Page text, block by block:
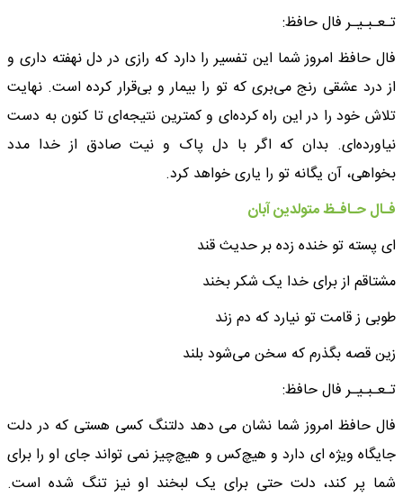
تـعـبـیـر فال حافظ:
فال حافظ امروز شما این تفسیر را دارد که رازی در دل نهفته داری و
از درد عشقی رنج می‌بری که تو را بیمار و بی‌قرار کرده است. نهایت
تلاش خود را در این راه کرده‌ای و کمترین نتیجه‌ای تا کنون به دست
نیاورده‌ای. بدان که اگر با دل پاک و نیت صادق از خدا مدد
بخواهی، آن یگانه تو را یاری خواهد کرد.
فـال حـافـظ متولدین آبان
ای پسته تو خنده زده بر حدیث قند
مشتاقم از برای خدا یک شکر بخند
طوبی ز قامت تو نیارد که دم زند
زین قصه بگذرم که سخن می‌شود بلند
تـعـبـیـر فال حافظ:
فال حافظ امروز شما نشان می دهد دلتنگ کسی هستی که در دلت
جایگاه ویژه ای دارد و هیچ‌کس و هیچ‌چیز نمی تواند جای او را برای
شما پر کند، دلت حتی برای یک لبخند او نیز تنگ شده است.